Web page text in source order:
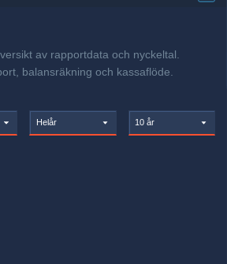
av rapportdata och nyckeltal.
balansräkning och kassaflöde.
Helår 10 år